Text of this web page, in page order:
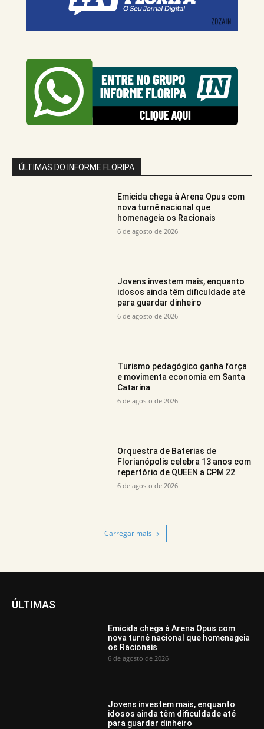
ÚLTIMAS DO INFORME FLORIPA
Emicida chega à Arena Opus com
nova turnê nacional que
homenageia os Racionais
6 de agosto de 2026
Jovens investem mais, enquanto
idosos ainda têm dificuldade até
para guardar dinheiro
6 de agosto de 2026
Turismo pedagógico ganha força
e movimenta economia em Santa
Catarina
6 de agosto de 2026
Orquestra de Baterias de
Florianópolis celebra 13 anos com
repertório de QUEEN a CPM 22
6 de agosto de 2026
Carregar mais
ÚLTIMAS
Emicida chega à Arena Opus com
nova turnê nacional que homenageia
os Racionais
6 de agosto de 2026
Jovens investem mais, enquanto
idosos ainda têm dificuldade até
para guardar dinheiro